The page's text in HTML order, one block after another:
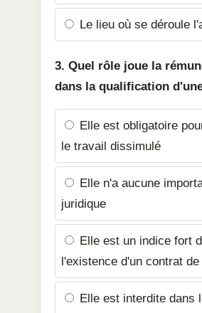
Le lieu où se déroule
3. Quel rôle joue la
dans la qualification
Elle est obligatoire
le travail dissimulé
Elle n'a aucune
juridique
Elle est un indice fort
l'existence d'un contrat
Elle est interdite dans